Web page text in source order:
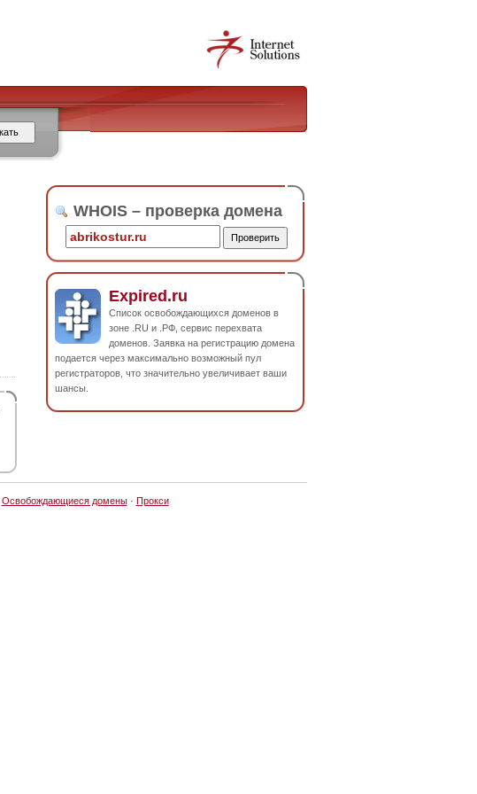
WHOIS – проверка домена
Expired.ru
Список освобождающихся доменов в
зоне .RU и .РФ, сервис перехвата
доменов. Заявка на регистрацию домена
подается через максимально возможный пул
регистраторов, что значительно увеличивает ваши
шансы.
Освобождающиеся домены· Прокси